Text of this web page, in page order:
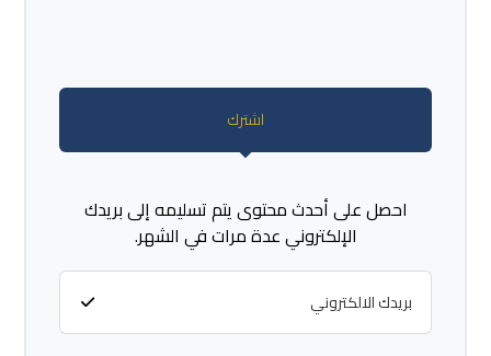
اشترك
احصل على أحدث محتوى يتم تسليمه إلى بريدك
الإلكتروني عدة مرات في الشهر.